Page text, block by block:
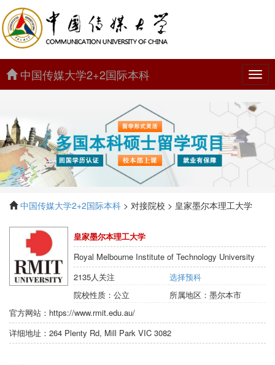
中
国
传
大
学
2+2
际
本
科
中国传媒大学2+2国际本科
中国传媒大学2+2国际本科 > 对接院校 > 皇家墨尔本理工大学
皇家墨尔本理工大学
Royal Melbourne Institute of Technology University
2135人关注
选择预科
院校性质： 公立 所属地区：墨尔本市
官方网站： https://www.rmit.edu.au/
详细地址： 264 Plenty Rd, Mill Park VIC 3082